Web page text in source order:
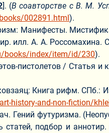
]. (В соавторстве с В. М.
002891.html).
Манифесты.
илл. А. А. Россомахина.
books/index/item/id/230).
пистолетов / Cтатья
Книга рифм. СПб.:
history-and-non-fiction/
Гений футуризма.
подбор и